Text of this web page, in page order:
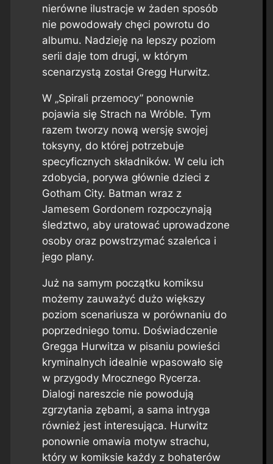
nierówne ilustracje w żaden sposób
nie powodowały chęci powrotu do
albumu. Nadzieję na lepszy poziom
serii daje tom drugi, w którym
scenarzystą został Gregg Hurwitz.
W „Spirali przemocy” ponownie
pojawia się Strach na Wróble. Tym
razem tworzy nową wersję swojej
toksyny, do której potrzebuje
specyficznych składników. W celu ich
zdobycia, porywa głównie dzieci z
Gotham City. Batman wraz z
Jamesem Gordonem rozpoczynają
śledztwo, aby uratować uprowadzone
osoby oraz powstrzymać szaleńca i
jego plany.
Już na samym początku komiksu
możemy zauważyć dużo większy
poziom scenariusza w porównaniu do
poprzedniego tomu. Doświadczenie
Gregga Hurwitza w pisaniu powieści
kryminalnych idealnie wpasowało się
w przygody Mrocznego Rycerza.
Dialogi nareszcie nie powodują
zgrzytania zębami, a sama intryga
również jest interesująca. Hurwitz
ponownie omawia motyw strachu,
który w komiksie każdy z bohaterów